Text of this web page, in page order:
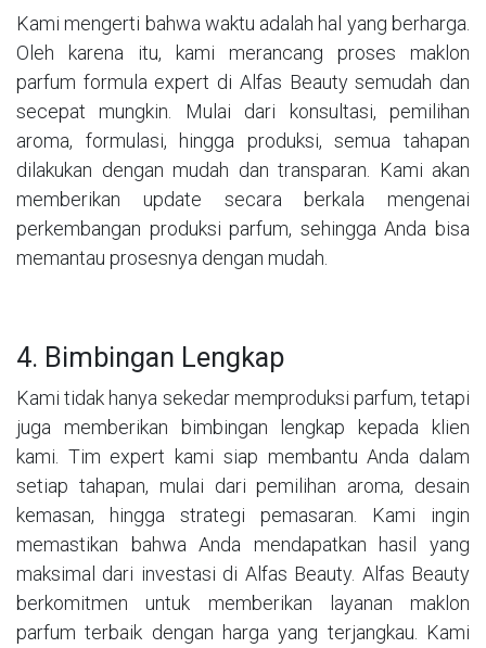
Kami mengerti bahwa waktu adalah hal yang berharga.
Oleh karena itu, kami merancang proses maklon
parfum formula expert di Alfas Beauty semudah dan
secepat mungkin. Mulai dari konsultasi, pemilihan
aroma, formulasi, hingga produksi, semua tahapan
dilakukan dengan mudah dan transparan. Kami akan
memberikan update secara berkala mengenai
perkembangan produksi parfum, sehingga Anda bisa
memantau prosesnya dengan mudah.
4. Bimbingan Lengkap
Kami tidak hanya sekedar memproduksi parfum, tetapi
juga memberikan bimbingan lengkap kepada klien
kami. Tim expert kami siap membantu Anda dalam
setiap tahapan, mulai dari pemilihan aroma, desain
kemasan, hingga strategi pemasaran. Kami ingin
memastikan bahwa Anda mendapatkan hasil yang
maksimal dari investasi di Alfas Beauty. Alfas Beauty
berkomitmen untuk memberikan layanan maklon
parfum terbaik dengan harga yang terjangkau. Kami